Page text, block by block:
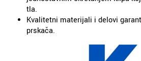
tla.
Kvalitetni materijali i delovi
prskača.